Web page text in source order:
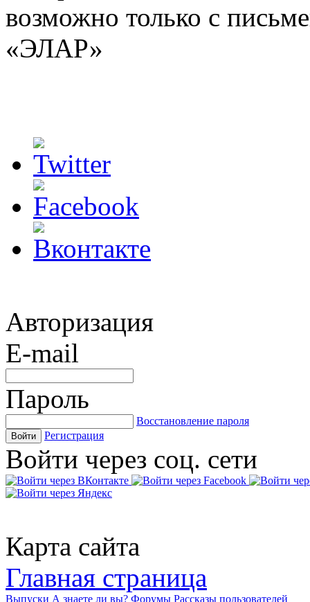
возможно только с
«ЭЛАР»
Авторизация
E-mail
Пароль
Восстановление пароля
Войти Регистрация
Войти через соц. сети
Карта сайта
Главная страница
Выпуски А знаете ли вы? Форумы Рассказы пользователей